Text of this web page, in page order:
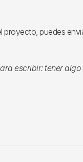
proyecto, puedes
escribir: tener